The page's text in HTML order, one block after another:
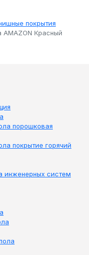
покрытия
AMAZON Красный
порошковая
покрытие горячий
инженерных систем